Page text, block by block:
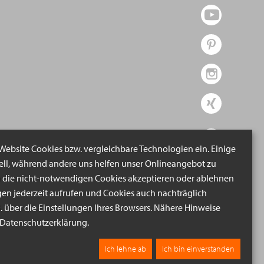
Cookies bzw. vergleichbare Technologien ein. Einige
während andere uns helfen unser Onlineangebot zu
die nicht-notwendigen Cookies akzeptieren oder ablehnen
jederzeit aufrufen und Cookies auch nachträglich
über die Einstellungen Ihres Browsers. Nähere Hinweise
Ich lehne ab Ich bin einverstanden